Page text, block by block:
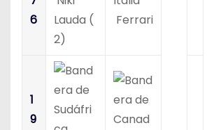
6
Lauda (
2)
Ferrari
1
9